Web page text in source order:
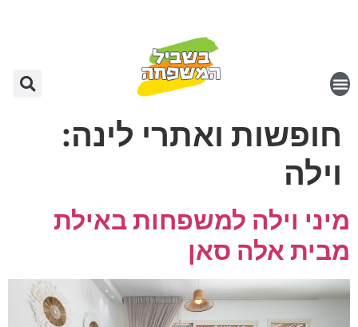
חופשות ואתרי לינה:
וילה
מיני וילה למשפחות באילת
מבית אלה סאן